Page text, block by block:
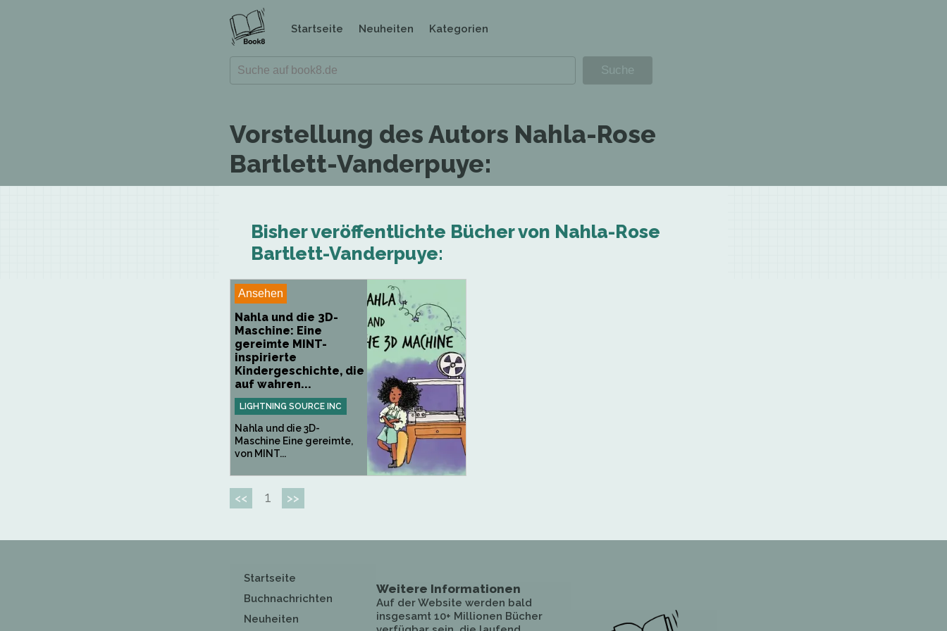
Startseite Neuheiten Kategorien
Vorstellung des Autors Nahla-Rose
Bartlett-Vanderpuye:
Bisher veröffentlichte Bücher von Nahla-Rose
Bartlett-Vanderpuye:
Ansehen
Nahla und die 3D-
Maschine: Eine
gereimte MINT-
inspirierte
Kindergeschichte, die
auf wahren...
LIGHTNING SOURCE INC
Nahla und die 3D-
Maschine Eine gereimte,
von MINT...
<< 1 >>
Startseite
Buchnachrichten
Neuheiten
Weitere Informationen
Auf der Website werden bald
insgesamt 10+ Millionen Bücher